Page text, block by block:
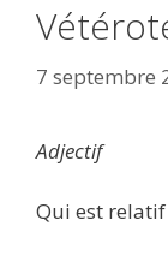
7 septembre
Adjectif
Qui est relatif